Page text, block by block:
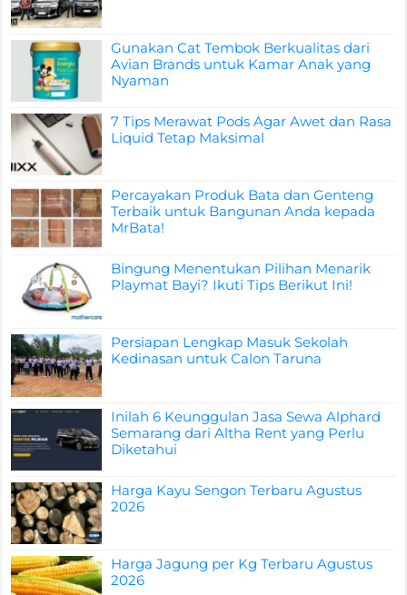
Gunakan Cat Tembok Berkualitas dari
Avian Brands untuk Kamar Anak yang
Nyaman
7 Tips Merawat Pods Agar Awet dan Rasa
Liquid Tetap Maksimal
Percayakan Produk Bata dan Genteng
Terbaik untuk Bangunan Anda kepada
MrBata!
Bingung Menentukan Pilihan Menarik
Playmat Bayi? Ikuti Tips Berikut Ini!
Persiapan Lengkap Masuk Sekolah
Kedinasan untuk Calon Taruna
Inilah 6 Keunggulan Jasa Sewa Alphard
Semarang dari Altha Rent yang Perlu
Diketahui
Harga Kayu Sengon Terbaru Agustus
2026
Harga Jagung per Kg Terbaru Agustus
2026